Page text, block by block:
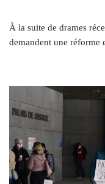
À la suite de drames
demandent une réforme